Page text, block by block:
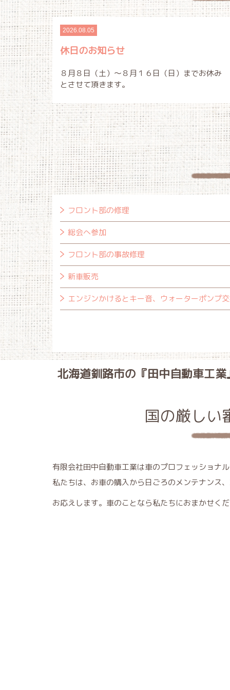
2026.08.05
休日のお知らせ
８月８日（土）～８月１６日（日）までお休み
とさせて頂きます。
フロント部の修理
総会へ参加
フロント部の事故修理
新車販売
エンジンかけるとキー音、ウォーターポンプ
北海道釧路市の『田中自動車工
国の厳しい
有限会社田中自動車工業は車のプロフェッショナル
私たちは、お車の購入から日ごろのメンテナンス
お応えします。車のことなら私たちにおまかせくだ